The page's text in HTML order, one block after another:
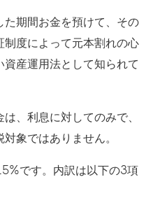
期間お金を預けて、その
度によって元本割れの心
産運用法として知られて
、利息に対してのみで、
象ではありません。
です。内訳は以下の3項